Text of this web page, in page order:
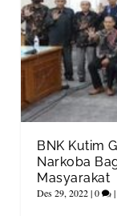
BNK Kutim
Narkoba
Masyarakat
Des 29, 2022|0